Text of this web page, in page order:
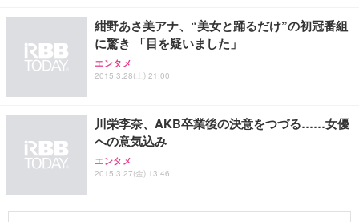
紺野あさ美アナ、“美女と踊るだけ”の初冠番組
に驚き 「目を疑いました」
エンタメ
2015.3.28(土) 21:00
川栄李奈、AKB卒業後の決意をつづる……女優
への意気込み
エンタメ
2015.3.27(金) 13:46